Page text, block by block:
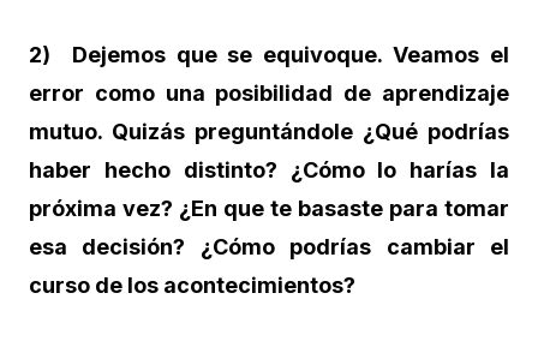
2) Dejemos que se equivoque. Veamos el
error como una posibilidad de aprendizaje
mutuo. Quizás preguntándole ¿Qué podrías
haber hecho distinto? ¿Cómo lo harías la
próxima vez? ¿En que te basaste para tomar
esa decisión? ¿Cómo podrías cambiar el
curso de los acontecimientos?